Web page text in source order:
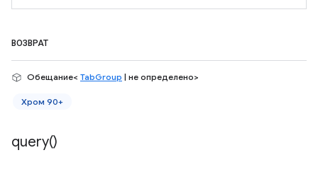
ВОЗВРАТ
Обещание< TabGroup | не определено>
Хром 90+
query()